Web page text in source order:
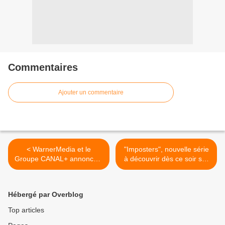
Commentaires
Ajouter un commentaire
< WarnerMedia et le
Groupe CANAL+ annoncent
l’arrivée de la chaîne Adult
"Imposters", nouvelle série
à découvrir dès ce soir sur
téva >
Hébergé par Overblog
Top articles